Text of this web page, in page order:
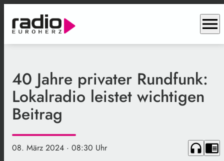
menu
40 Jahre privater Rundfunk:
Lokalradio leistet wichtigen
Beitrag
08. März 2024 · 08:30 Uhr headphones chrome_reader_mode